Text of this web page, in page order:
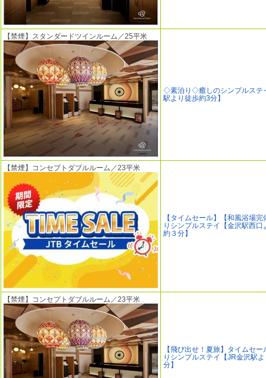
【禁煙】スタンダードツインルーム／25平米
◇素泊り◇癒しのシンプルステ
駅より徒歩約3分】
【禁煙】コンセプトダブルルーム／23平米
【タイムセール】【和風浴場完
りシンプルステイ【金沢駅西口
約３分】
【禁煙】コンセプトダブルルーム／23平米
【飛び出せ！夏旅】タイムセ
りシンプルステイ【JR金沢駅
分】